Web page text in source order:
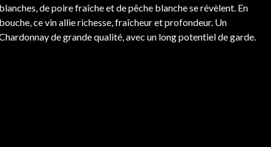
de poire fraîche et de pêche blanche se révèlent. En
ce vin allie richesse, fraîcheur et profondeur. Un
de grande qualité, avec un long potentiel de garde.